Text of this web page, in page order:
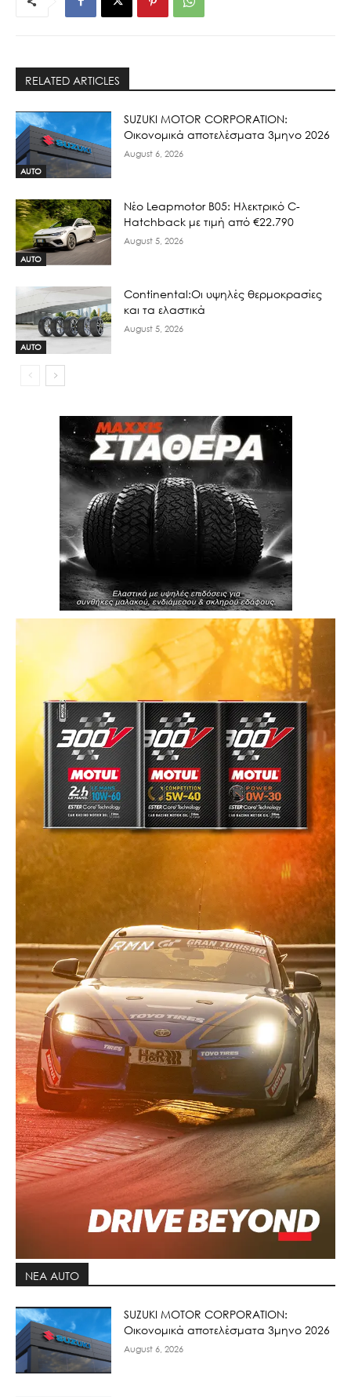
RELATED ARTICLES
AUTO
SUZUKI MOTOR CORPORATION:
Οικονομικά αποτελέσματα 3μηνο 2026
August 6, 2026
AUTO
Νέο Leapmotor B05: Ηλεκτρικό C-
Hatchback με τιμή από €22.790
August 5, 2026
AUTO
Continental:Οι υψηλές θερμοκρασίες
και τα ελαστικά
August 5, 2026
ΝΕΑ AUTO
SUZUKI MOTOR CORPORATION:
Οικονομικά αποτελέσματα 3μηνο 2026
August 6, 2026